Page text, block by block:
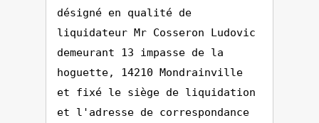
désigné en qualité de
liquidateur Mr Cosseron Ludovic
demeurant 13 impasse de la
hoguette, 14210 Mondrainville
et fixé le siège de liquidation
et l'adresse de correspondance